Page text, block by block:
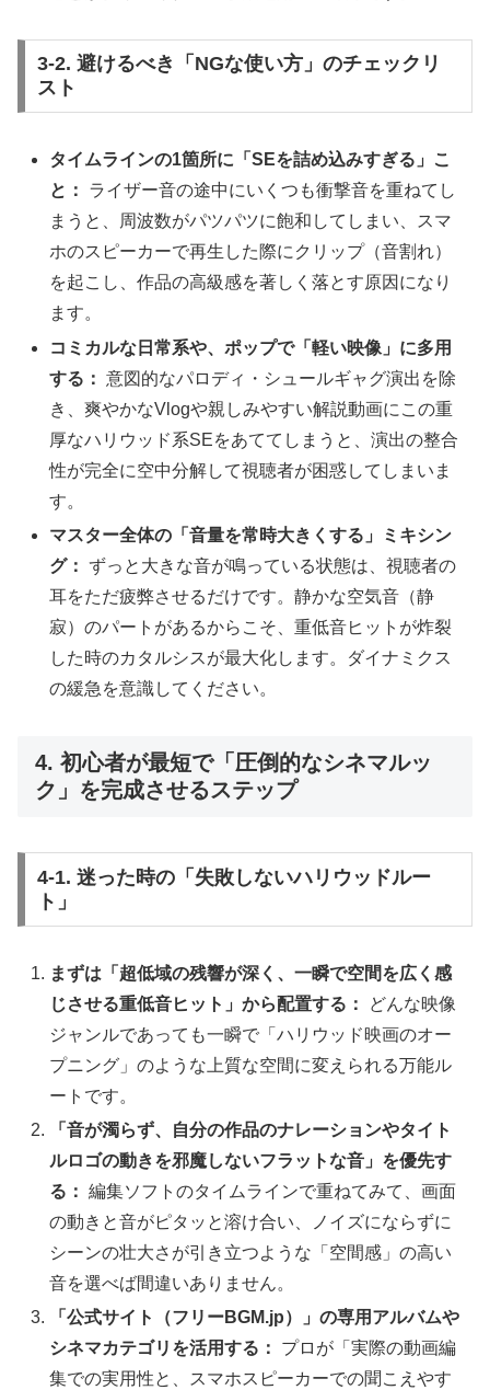
3-2. 避けるべき「NGな使い方」のチェックリ
スト
タイムラインの1箇所に「SEを詰め込みすぎる」こ
と：
ライザー音の途中にいくつも衝撃音を重ねてし
まうと、周波数がパツパツに飽和してしまい、スマ
ホのスピーカーで再生した際にクリップ（音割れ）
を起こし、作品の高級感を著しく落とす原因になり
ます。
コミカルな日常系や、ポップで「軽い映像」に多用
する： 意図的なパロディ・シュールギャグ演出を除
き、爽やかなVlogや親しみやすい解説動画にこの重
厚なハリウッド系SEをあててしまうと、演出の整合
性が完全に空中分解して視聴者が困惑してしまいま
す。
マスター全体の「音量を常時大きくする」ミキシン
グ： ずっと大きな音が鳴っている状態は、視聴者の
耳をただ疲弊させるだけです。静かな空気音（静
寂）のパートがあるからこそ、重低音ヒットが炸裂
した時のカタルシスが最大化します。ダイナミクス
の緩急を意識してください。
4. 初心者が最短で「圧倒的なシネマルッ
ク」を完成させるステップ
4-1. 迷った時の「失敗しないハリウッドルー
ト」
まずは「超低域の残響が深く、一瞬で空間を広く感
じさせる重低音ヒット」から配置する：
どんな映像
ジャンルであっても一瞬で「ハリウッド映画のオー
プニング」のような上質な空間に変えられる万能ル
ートです。
「音が濁らず、自分の作品のナレーションやタイト
ルロゴの動きを邪魔しないフラットな音」を優先す
る： 編集ソフトのタイムラインで重ねてみて、画面
の動きと音がピタッと溶け合い、ノイズにならずに
シーンの壮大さが引き立つような「空間感」の高い
音を選べば間違いありません。
「公式サイト（フリーBGM.jp）」の専用アルバムや
シネマカテゴリを活用する：
プロが「実際の動画編
集での実用性と、スマホスピーカーでの聞こえやす